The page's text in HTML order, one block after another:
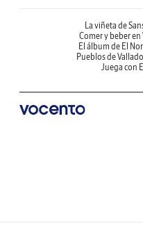
La viñeta de
Comer y beber
El álbum de El
Pueblos de
Juega con